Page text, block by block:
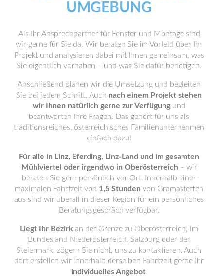
UMGEBUNG
Als Ihr Ansprechpartner für Fenster und Montage sind
wir gerne für Sie da. Wir beraten Sie im Vorfeld über Ihr
Projekt und analysieren dabei mit Ihnen gemeinsam, was
Sie eigentlich vorhaben – und was Sie dafür benötigen.
Anschließend planen wir die Umsetzung und begleiten
Sie bei jedem Schritt. Auch nach einem Projekt stehen
wir Ihnen natürlich gerne zur Verfügung und
beantworten Ihre Fragen. Das gehört für uns als
traditionsreiches, österreichisches Familienunternehmen
einfach dazu!
Für alle in Linz, Eferding, Linz-Land und im gesamten
Mühlviertel oder irgendwo in Oberösterreich – wir
beraten Sie gern persönlich vor Ort. Innerhalb einer
maximalen Fahrtzeit von 1,5 Stunden von Gramastetten
aus sind wir überall in dieser Region für ein persönliches
Beratungsgespräch verfügbar.
Liegt Ihr Bezirk an der Grenze zu Oberösterreich, im
Bundesland Niederösterreich, Salzburg oder der
Steiermark, zögern Sie nicht, uns zu kontaktieren. Auch
dort erstellen wir innerhalb derselben Fahrtzeit gerne Ihr
individuelles Angebot.